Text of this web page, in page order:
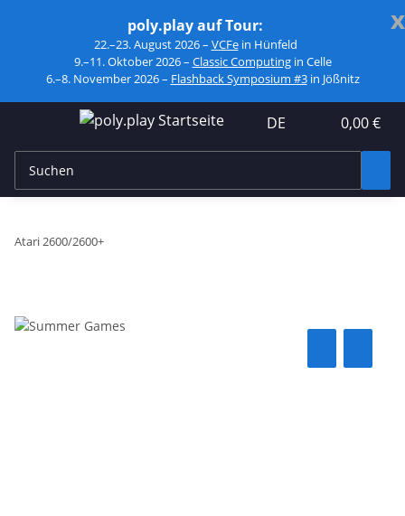
x
poly.play auf Tour:
22.–23. August 2026 – VCFein Hünfeld
9.–11. Oktober 2026 – Classic Computingin Celle
6.–8. November 2026 – Flashback Symposium #3in Jößnitz
DE 0,00 €
Atari 2600/2600+